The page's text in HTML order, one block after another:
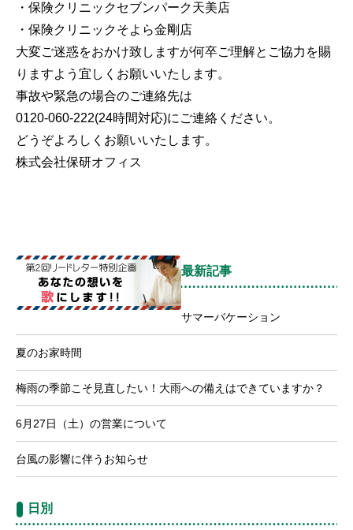
・保険クリニックセブンパーク天美店
・保険クリニックそよら金剛店
大変ご迷惑をおかけ致しますが何卒ご理解とご協力を賜
りますよう宜しくお願いいたします。
事故や緊急の場合のご連絡先は
0120-060-222(24時間対応)にご連絡ください。
どうぞよろしくお願いいたします。
株式会社保研オフィス
最新記事
サマーバケーション
夏のお家時間
梅雨の季節こそ見直したい！大雨への備えはできていますか？
6月27日（土）の営業について
台風の影響に伴うお知らせ
日別